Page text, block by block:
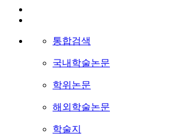
통합검색
국내학술논문
학위논문
해외학술논문
학술지